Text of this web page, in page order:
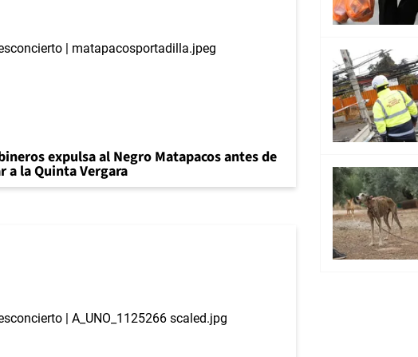
expulsa al Negro Matapacos antes de
a la Quinta Vergara